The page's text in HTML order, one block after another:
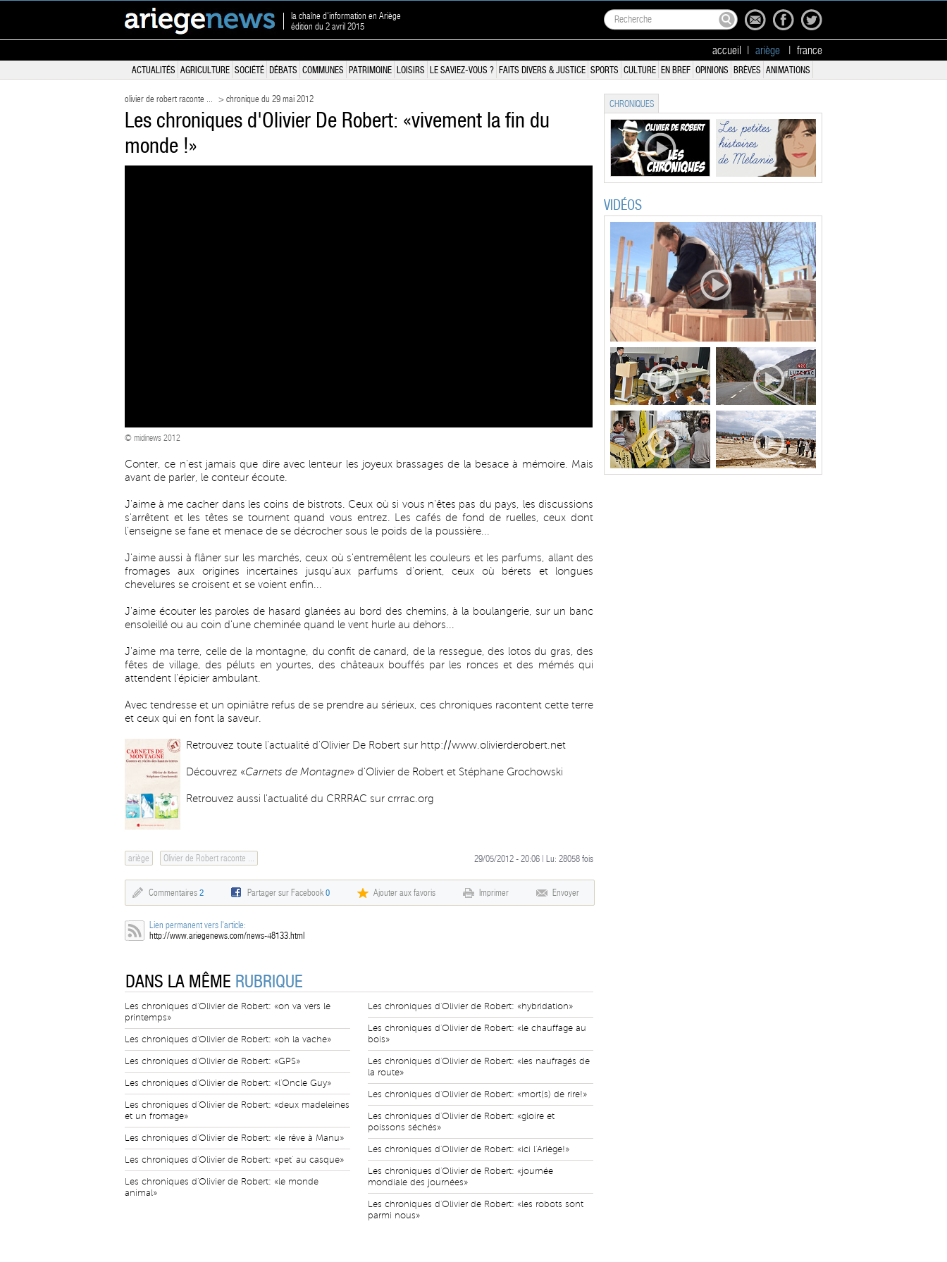
la chaîne d'information en Ariège
édition du 2 avril 2015
accueil ariège france
ACTUALITÉS AGRICULTURE SOCIÉTÉ DÉBATS COMMUNES PATRIMOINE LOISIRS LE SAVIEZ-VOUS ? FAITS DIVERS & JUSTICE SPORTS CULTURE EN BREF OPINIONS BRÈVES ANIMATIONS
olivier de robert raconte ... > chronique du 29 mai 2012
Les chroniques d'Olivier De Robert: «vivement la fin du
monde !»
© midinews 2012
Conter, ce n'est jamais que dire avec lenteur les joyeux brassages de la besace à mémoire. Mais
avant de parler, le conteur écoute.
J'aime à me cacher dans les coins de bistrots. Ceux où si vous n'êtes pas du pays, les discussions
s'arrêtent et les têtes se tournent quand vous entrez. Les cafés de fond de ruelles, ceux dont
l'enseigne se fane et menace de se décrocher sous le poids de la poussière...
J'aime aussi à flâner sur les marchés, ceux où s'entremêlent les couleurs et les parfums, allant des
fromages aux origines incertaines jusqu'aux parfums d'orient, ceux où bérets et longues
chevelures se croisent et se voient enfin...
J'aime écouter les paroles de hasard glanées au bord des chemins, à la boulangerie, sur un banc
ensoleillé ou au coin d'une cheminée quand le vent hurle au dehors...
J'aime ma terre, celle de la montagne, du confit de canard, de la ressegue, des lotos du gras, des
fêtes de village, des péluts en yourtes, des châteaux bouffés par les ronces et des mémés qui
attendent l'épicier ambulant.
Avec tendresse et un opiniâtre refus de se prendre au sérieux, ces chroniques racontent cette terre
et ceux qui en font la saveur.
Retrouvez toute l'actualité d'Olivier De Robert sur http://www.olivierderobert.net
Découvrez «Carnets de Montagne» d'Olivier de Robert et Stéphane Grochowski
Retrouvez aussi l'actualité du CRRRAC sur crrrac.org
ariège Olivier de Robert raconte ... 29/05/2012 - 20:06 | Lu: 28058 fois
Commentaires 2 Partager sur Facebook0 Ajouter aux favoris Imprimer Envoyer
Lien permanent vers l'article:
http://www.ariegenews.com/news-48133.html
DANS LA MÊME RUBRIQUE
Les chroniques d'Olivier de Robert: «on va vers le
printemps»
Les chroniques d'Olivier de Robert: «oh la vache»
Les chroniques d'Olivier de Robert: «GPS»
Les chroniques d'Olivier de Robert: «l'Oncle Guy»
Les chroniques d'Olivier de Robert: «deux madeleines
et un fromage»
Les chroniques d'Olivier de Robert: «le rêve à Manu»
Les chroniques d'Olivier de Robert: «pet' au casque»
Les chroniques d'Olivier de Robert: «le monde
animal»
Les chroniques d'Olivier de Robert: «hybridation»
Les chroniques d'Olivier de Robert: «le chauffage au
bois»
Les chroniques d'Olivier de Robert: «les naufragés de
la route»
Les chroniques d'Olivier de Robert: «mort(s) de rire!»
Les chroniques d'Olivier de Robert: «gloire et
poissons séchés»
Les chroniques d'Olivier de Robert: «ici l'Ariège!»
Les chroniques d'Olivier de Robert: «journée
mondiale des journées»
Les chroniques d'Olivier de Robert: «les robots sont
parmi nous»
CHRONIQUES
VIDÉOS